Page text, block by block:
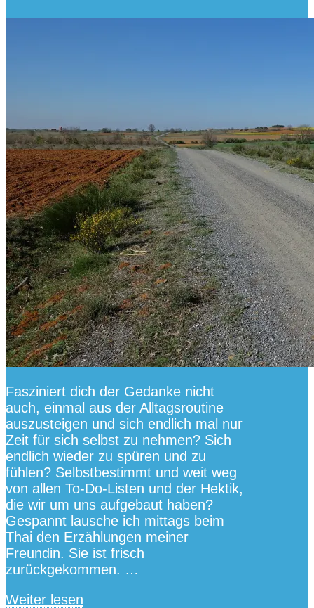
Fasziniert dich der Gedanke nicht
auch, einmal aus der Alltagsroutine
auszusteigen und sich endlich mal nur
Zeit für sich selbst zu nehmen? Sich
endlich wieder zu spüren und zu
fühlen? Selbstbestimmt und weit weg
von allen To-Do-Listen und der Hektik,
die wir um uns aufgebaut haben?
Gespannt lausche ich mittags beim
Thai den Erzählungen meiner
Freundin. Sie ist frisch
zurückgekommen. …
Weiter lesen